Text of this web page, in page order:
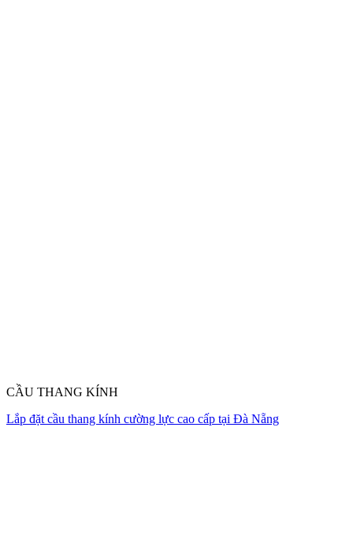
CẦU THANG KÍNH
Lắp đặt cầu thang kính cường lực cao cấp tại Đà Nẵng